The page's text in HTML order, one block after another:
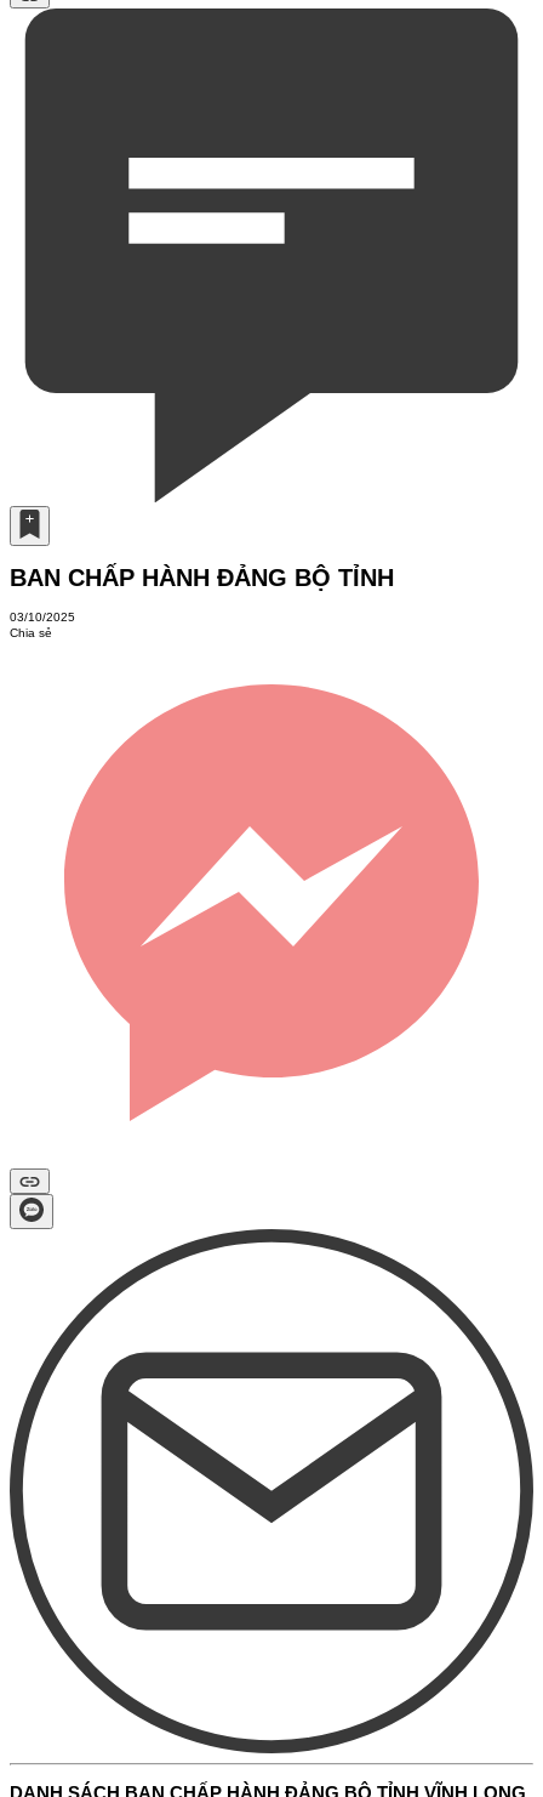
BAN CHẤP HÀNH ĐẢNG BỘ TỈNH
03/10/2025
Chia sẻ
DANH SÁCH BAN CHẤP HÀNH ĐẢNG BỘ TỈNH VĨNH LONG